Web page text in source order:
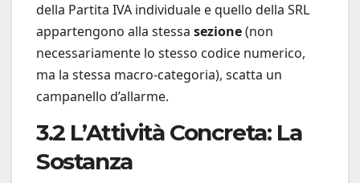
della Partita IVA individuale e quello della SRL
appartengono alla stessa sezione(non
necessariamente lo stesso codice numerico,
ma la stessa macro-categoria), scatta un
campanello d’allarme.
3.2 L’Attività Concreta: La
Sostanza